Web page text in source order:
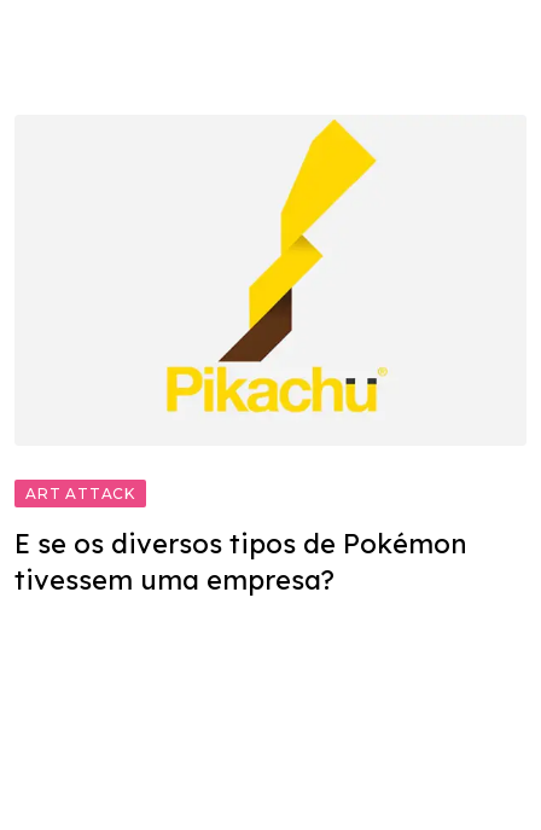
ART ATTACK
E se os diversos tipos de Pokémon
tivessem uma empresa?